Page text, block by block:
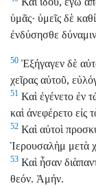
ὑμᾶς· ὑμεῖς δὲ
ἐνδύσησθε
50 Ἐξήγαγεν δὲ
χεῖρας αὐτοῦ,
51 Καὶ ἐγένετο ἐν
καὶ ἀνεφέρετο εἰς
52 Καὶ αὐτοὶ
Ἱερουσαλὴμ μετὰ
53 Καὶ ἦσαν
θεόν. Ἀμήν.